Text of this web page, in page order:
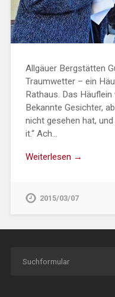
Allgäuer Bergstätten
Traumwetter – ein
Rathaus. Das
Bekannte Gesichter,
nicht gesehen hat,
it.“ Ach…
Weiterlesen →
2015/03/07